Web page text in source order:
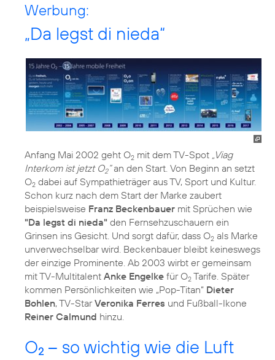
Werbung:
„Da legst di nieda“
Anfang Mai 2002 geht O2 mit dem TV-Spot „Viag
Interkom ist jetzt O2“an den Start. Von Beginn an setzt
O2 dabei auf Sympathieträger aus TV, Sport und Kultur.
Schon kurz nach dem Start der Marke zaubert
beispielsweise Franz Beckenbauer mit Sprüchen wie
"Da legst di nieda" den Fernsehzuschauern ein
Grinsen ins Gesicht. Und sorgt dafür, dass O2 als Marke
unverwechselbar wird. Beckenbauer bleibt keineswegs
der einzige Prominente. Ab 2003 wirbt er gemeinsam
mit TV-Multitalent Anke Engelke für O2 Tarife. Später
kommen Persönlichkeiten wie „Pop-Titan“ Dieter
Bohlen, TV-StarVeronika Ferres und Fußball-Ikone
Reiner Calmund hinzu.
O2 – so wichtig wie die Luft